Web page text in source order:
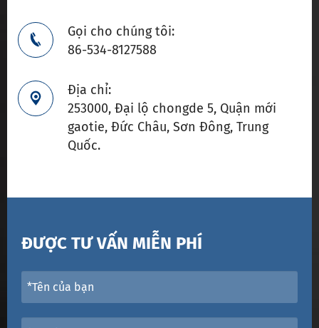

Gọi cho chúng tôi:
86-534-8127588

Địa chỉ:
253000, Đại lộ chongde 5, Quận mới
gaotie, Đức Châu, Sơn Đông, Trung
Quốc.
ĐƯỢC TƯ VẤN MIỄN PHÍ